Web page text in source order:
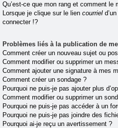
Qu’est-ce que mon rang et comment le
Lorsque je clique sur le lien courriel
connecter !?
Problèmes liés à la publication de
Comment créer un nouveau sujet ou
Comment modifier ou supprimer un
Comment ajouter une signature à mes
Comment créer un sondage ?
Pourquoi ne puis-je pas ajouter plus
Comment modifier ou supprimer un
Pourquoi ne puis-je pas accéder à un
Pourquoi ne puis-je pas joindre des
Pourquoi ai-je reçu un avertissement ?